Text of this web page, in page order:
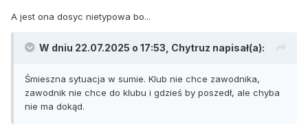
A jest ona dosyc nietypowa bo...
W dniu 22.07.2025 o 17:53, Chytruz napisał(a):
Śmieszna sytuacja w sumie. Klub nie chce zawodnika,
zawodnik nie chce do klubu i gdzieś by poszedł, ale chyba
nie ma dokąd.